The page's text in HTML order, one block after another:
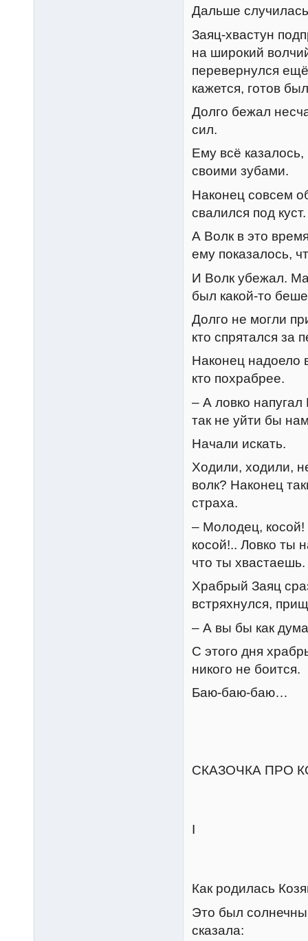
Дальше
Заяц-хвастун
на широкий
перевернулся
кажется, готов
Долго бежал
сил.
Ему всё казалось,
своими зубами.
Наконец совсем
свалился под куст.
А Волк в это
ему показалось,
И Волк убежал.
был какой-то
Долго не могли
кто спрятался за
Наконец надоело
кто похрабрее.
– А ловко
так не уйти бы
Начали искать.
Ходили, ходили,
волк? Наконец
страха.
– Молодец, косой!
косой!.. Ловко ты
что ты хвастаешь.
Храбрый Заяц
встряхнулся,
– А вы бы как
С этого дня
никого не боится.
Баю-баю-баю…
СКАЗОЧКА ПРО
I
Как родилась
Это был
сказала: